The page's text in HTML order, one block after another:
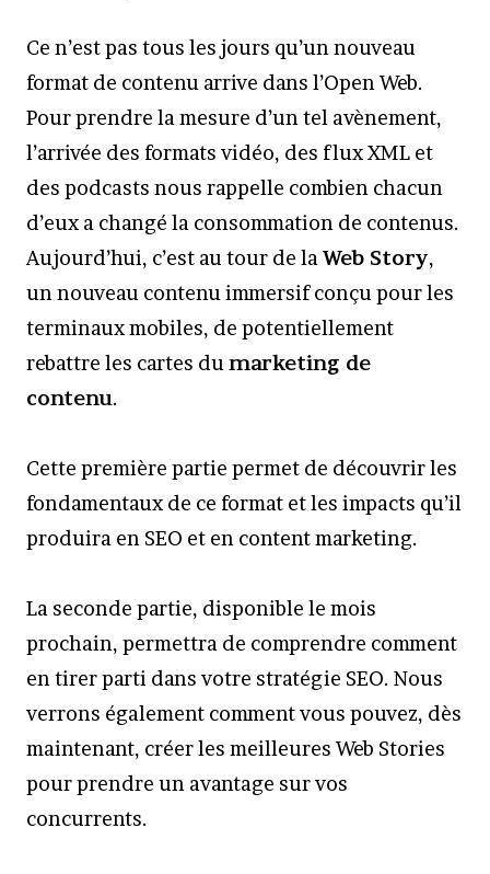
Ce n’est pas tous les jours qu’un nouveau
format de contenu arrive dans l’Open Web.
Pour prendre la mesure d’un tel avènement,
l’arrivée des formats vidéo, des flux XML et
des podcasts nous rappelle combien chacun
d’eux a changé la consommation de contenus.
Aujourd’hui, c’est au tour de la Web Story,
un nouveau contenu immersif conçu pour les
terminaux mobiles, de potentiellement
rebattre les cartes du marketing de
contenu.
Cette première partie permet de découvrir les
fondamentaux de ce format et les impacts qu’il
produira en SEO et en content marketing.
La seconde partie, disponible le mois
prochain, permettra de comprendre comment
en tirer parti dans votre stratégie SEO. Nous
verrons également comment vous pouvez, dès
maintenant, créer les meilleures Web Stories
pour prendre un avantage sur vos
concurrents.